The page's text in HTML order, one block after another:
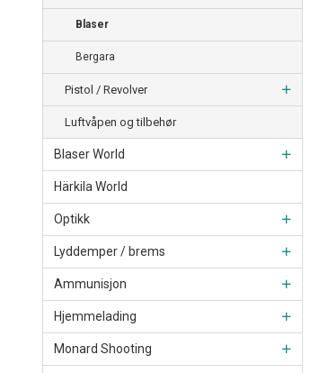
Blaser
Bergara
Pistol / Revolver
Luftvåpen og tilbehør
Blaser World
Härkila World
Optikk
Lyddemper / brems
Ammunisjon
Hjemmelading
Monard Shooting